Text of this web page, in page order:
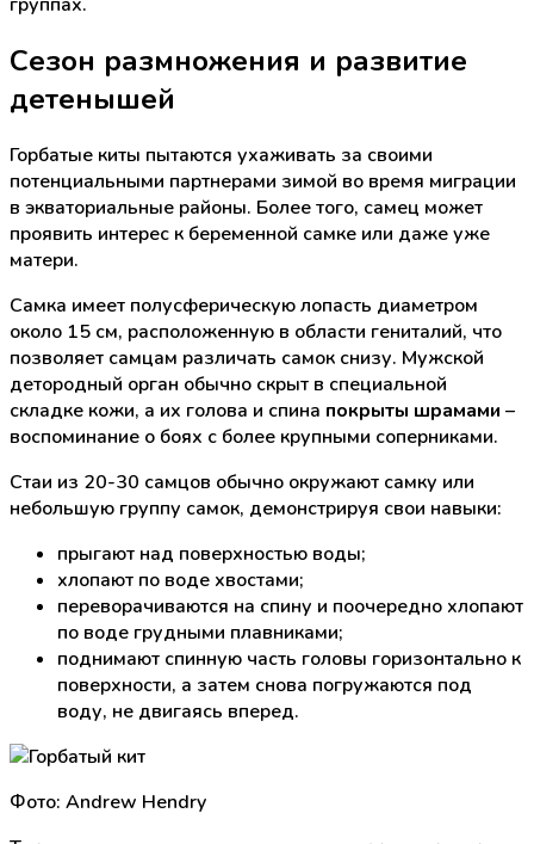
Сезон размножения и развитие
детенышей
Горбатые киты пытаются ухаживать за своими
потенциальными партнерами зимой во время миграции
в экваториальные районы. Более того, самец может
проявить интерес к беременной самке или даже уже
матери.
Самка имеет полусферическую лопасть диаметром
около 15 см, расположенную в области гениталий, что
позволяет самцам различать самок снизу. Мужской
детородный орган обычно скрыт в специальной
складке кожи, а их голова и спина покрыты шрамами –
воспоминание о боях с более крупными соперниками.
Стаи из 20-30 самцов обычно окружают самку или
небольшую группу самок, демонстрируя свои навыки:
прыгают над поверхностью воды;
хлопают по воде хвостами;
переворачиваются на спину и поочередно хлопают
по воде грудными плавниками;
поднимают спинную часть головы горизонтально к
поверхности, а затем снова погружаются под
воду, не двигаясь вперед.
Фото: Andrew Hendry